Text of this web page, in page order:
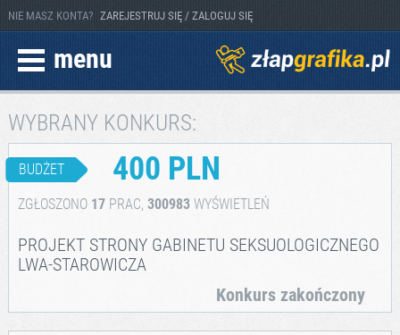
NIE MASZ KONTA? ZAREJESTRUJ SIĘ / ZALOGUJ SIĘ
menu
WYBRANY KONKURS:
BUDŻET 400 PLN
ZGŁOSZONO 17PRAC, 300983WYŚWIETLEŃ
PROJEKT STRONY GABINETU SEKSUOLOGICZNEGO
LWA-STAROWICZA
Konkurs zakończony